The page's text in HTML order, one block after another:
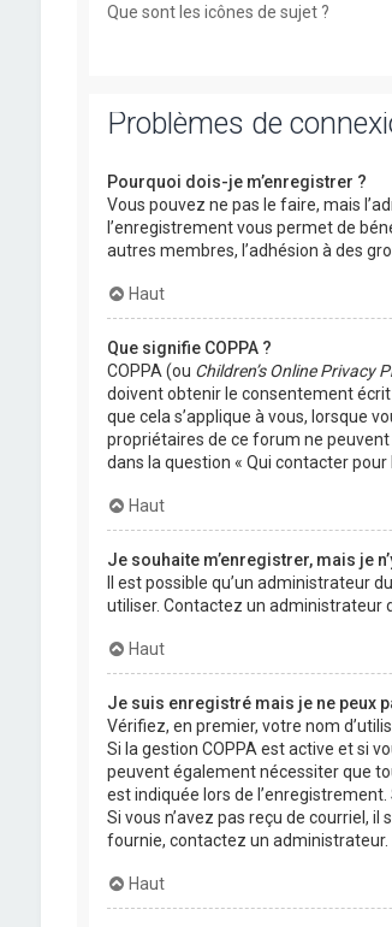
Que sont les icônes de sujet ?
Problèmes de
Pourquoi dois-je m’enregistrer ?
Vous pouvez ne pas le faire, mais
l’enregistrement vous permet de
autres membres, l’adhésion à des
Haut
Que signifie COPPA ?
COPPA (ou Children’s Online Privacy
doivent obtenir le consentement
que cela s’applique à vous, lorsque
propriétaires de ce forum ne
dans la question « Qui contacter
Haut
Je souhaite m’enregistrer, mais je
Il est possible qu’un administrateur
utiliser. Contactez un administrateur
Haut
Je suis enregistré mais je ne peux
Vérifiez, en premier, votre nom
Si la gestion COPPA est active et si
peuvent également nécessiter que
est indiquée lors de
Si vous n’avez pas reçu de courriel,
fournie, contactez un administrateur.
Haut